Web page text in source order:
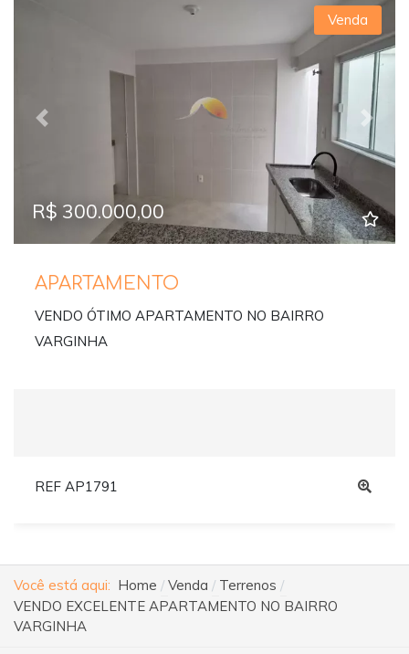
Previous Next
Venda
R$ 300.000,00
APARTAMENTO
VENDO ÓTIMO APARTAMENTO NO BAIRRO
VARGINHA
REF AP1791
Você está aqui: Home Venda
Terrenos
VENDO EXCELENTE APARTAMENTO NO BAIRRO
VARGINHA